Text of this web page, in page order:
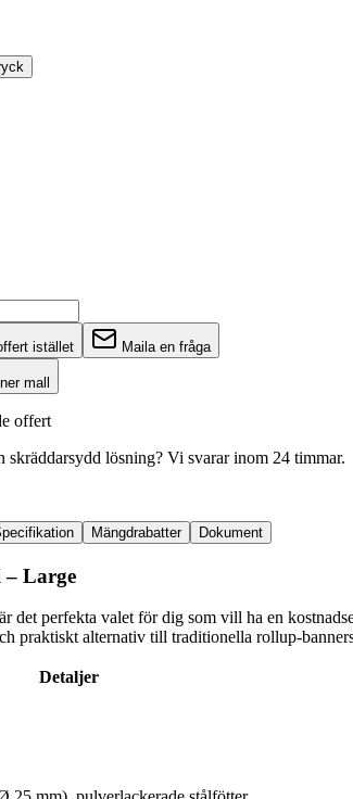
istället Maila en fråga
mall
offert
skräddarsydd lösning? Vi svarar inom 24 timmar.
Mängdrabatter Dokument
– Large
det perfekta valet för dig som vill ha en
praktiskt alternativ till traditionella rollup-
Detaljer